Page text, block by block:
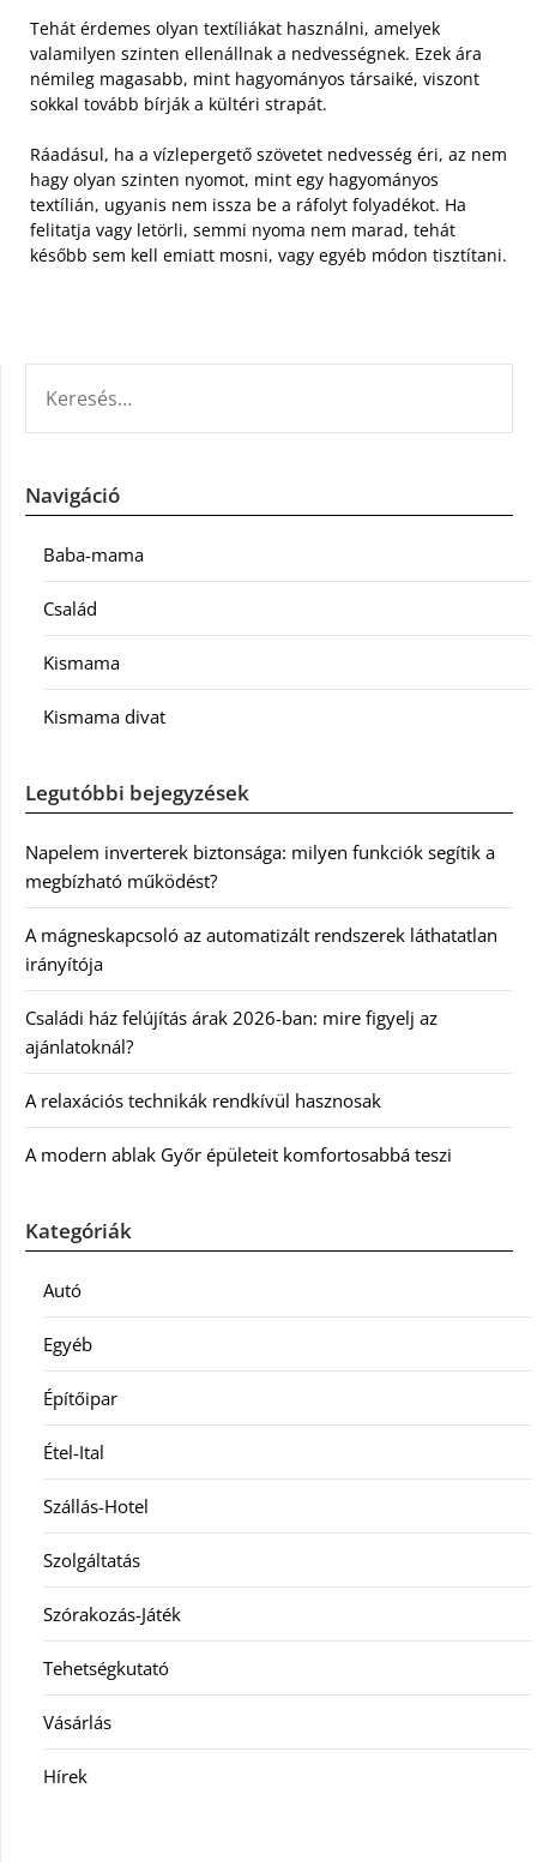
Tehát érdemes olyan textíliákat használni, amelyek
valamilyen szinten ellenállnak a nedvességnek. Ezek ára
némileg magasabb, mint hagyományos társaiké, viszont
sokkal tovább bírják a kültéri strapát.
Ráadásul, ha a vízlepergető szövetet nedvesség éri, az nem
hagy olyan szinten nyomot, mint egy hagyományos
textílián, ugyanis nem issza be a ráfolyt folyadékot. Ha
felitatja vagy letörli, semmi nyoma nem marad, tehát
később sem kell emiatt mosni, vagy egyéb módon tisztítani.
Navigáció
Baba-mama
Család
Kismama
Kismama divat
Legutóbbi bejegyzések
Napelem inverterek biztonsága: milyen funkciók segítik a
megbízható működést?
A mágneskapcsoló az automatizált rendszerek láthatatlan
irányítója
Családi ház felújítás árak 2026-ban: mire figyelj az
ajánlatoknál?
A relaxációs technikák rendkívül hasznosak
A modern ablak Győr épületeit komfortosabbá teszi
Kategóriák
Autó
Egyéb
Építőipar
Étel-Ital
Szállás-Hotel
Szolgáltatás
Szórakozás-Játék
Tehetségkutató
Vásárlás
Hírek